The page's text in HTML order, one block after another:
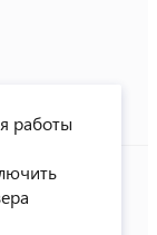
работы